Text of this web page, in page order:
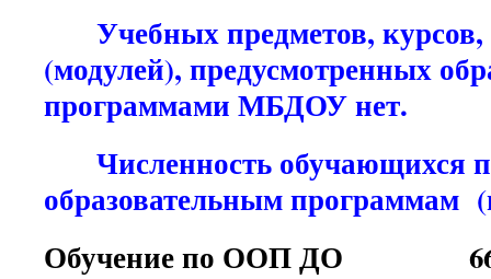
Учебных предметов, курсов,
(модулей), предусмотренных
программами МБДОУ нет.
Численность обучающихся
образовательным программам
Обучение по ООП ДО